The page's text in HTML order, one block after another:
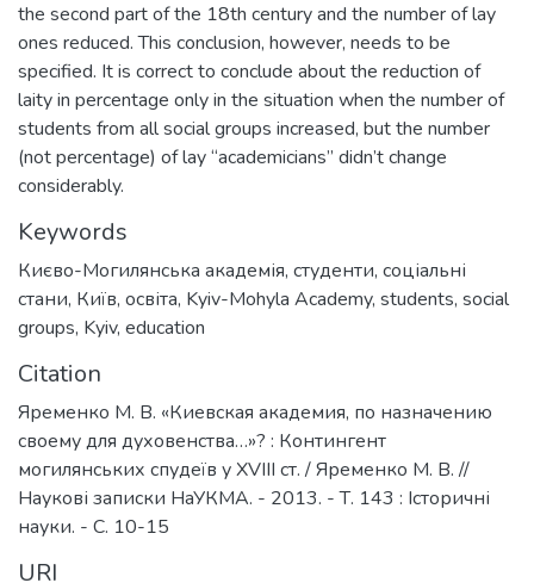
the second part of the 18th century and the number of lay
ones reduced. This conclusion, however, needs to be
specified. It is correct to conclude about the reduction of
laity in percentage only in the situation when the number of
students from all social groups increased, but the number
(not percentage) of lay “academicians” didn’t change
considerably.
Keywords
Києво-Могилянська академія, студенти, соціальні
стани, Київ, освіта, Kyiv-Mohyla Academy, students, social
groups, Kyiv, education
Citation
Яременко М. В. «Киевская академия, по назначению
своему для духовенства…»? : Контингент
могилянських спудеїв у XVIII ст. / Яременко М. В. //
Наукові записки НаУКМА. - 2013. - Т. 143 : Історичні
науки. - С. 10-15
URI